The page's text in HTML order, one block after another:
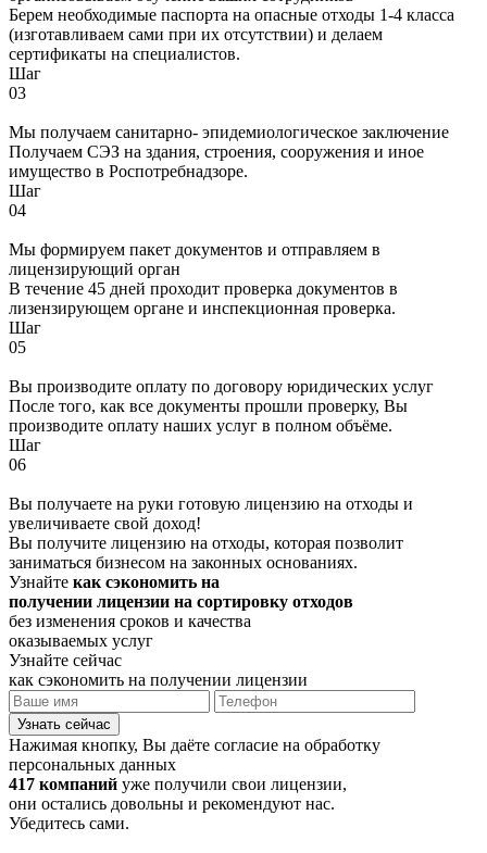
Берем необходимые паспорта на опасные отходы 1-4 класса
(изготавливаем сами при их отсутствии) и делаем
сертификаты на специалистов.
Шаг
03
Мы получаем санитарно- эпидемиологическое заключение
Получаем СЭЗ на здания, строения, сооружения и иное
имущество в Роспотребнадзоре.
Шаг
04
Мы формируем пакет документов и отправляем в
лицензирующий орган
В течение 45 дней проходит проверка документов в
лизензирующем органе и инспекционная проверка.
Шаг
05
Вы производите оплату по договору юридических услуг
После того, как все документы прошли проверку, Вы
производите оплату наших услуг в полном объёме.
Шаг
06
Вы получаете на руки готовую лицензию на отходы и
увеличиваете свой доход!
Вы получите лицензию на отходы, которая позволит
заниматься бизнесом на законных основаниях.
Узнайте как сэкономить на
получении лицензии на сортировку отходов
без изменения сроков и качества
оказываемых услуг
Узнайте сейчас
как сэкономить на получении лицензии
Узнать сейчас
Нажимая кнопку, Вы даёте согласие на обработку
персональных данных
417 компаний уже получили свои лицензии,
они остались довольны и рекомендуют нас.
Убедитесь сами.